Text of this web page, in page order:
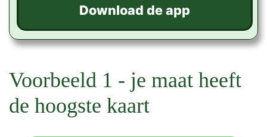
Voorbeeld 1 - je maat heeft
de hoogste kaart